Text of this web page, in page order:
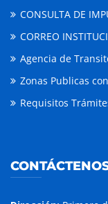
CONSULTA DE
CORREO
Agencia de
Zonas Publicas
Requisitos